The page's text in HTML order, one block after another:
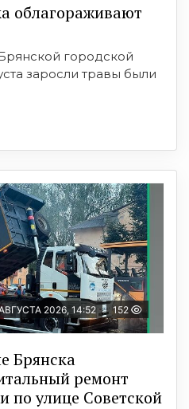
облагораживают
городской
заросли травы были
2026, 14:52 152
Брянска
ремонт
по улице Советской